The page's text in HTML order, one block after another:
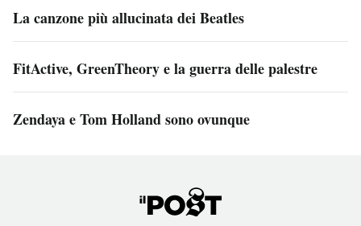
La canzone più allucinata dei Beatles
FitActive, GreenTheory e la guerra delle palestre
Zendaya e Tom Holland sono ovunque